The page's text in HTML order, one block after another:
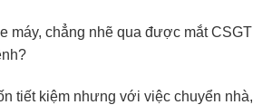
máy, chẳng nhẽ qua được mắt CSGT
tiết kiệm nhưng với việc chuyển nhà,